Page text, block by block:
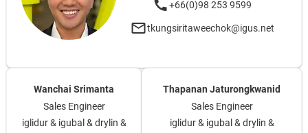
+66(0)98 253 9599
tkungsiritaweechok@igus.net
Wanchai Srimanta
Sales Engineer
iglidur & igubal & drylin &
Thapanan Jaturongkwanid
Sales Engineer
iglidur & igubal & drylin &